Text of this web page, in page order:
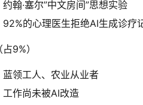
翰·塞尔”中文房间”思想实验
的心理医生拒绝AI生成诊疗
‌（占9%）
蓝领工人、农业从业者
作尚未被AI改造